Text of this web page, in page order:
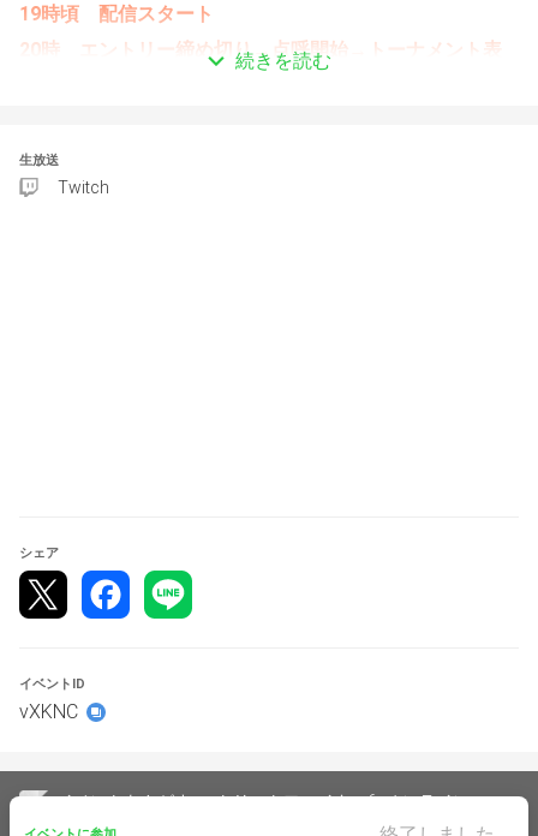
19時頃　配信スタート
20時　エントリー締め切り→点呼開始→トーナメント表
◆点呼時にいなかった人がいた場合
えなかった場合大会を中止させていただきます。
◆wi-fi回線の方、海外の方は参加不可
環境の方、海外の方の参加はご遠慮ください。参加してし
まった場合こちらで確認でき次第失格とさせていただきま
◆大会形式/ルール
続きを読む
生放送
Twitch
シェア
イベントID
vXKNC
イベントをさがす ストリートファイター6 オンライン
【SF６】第15回ゆとり王子プレゼンツ平日トーナメント